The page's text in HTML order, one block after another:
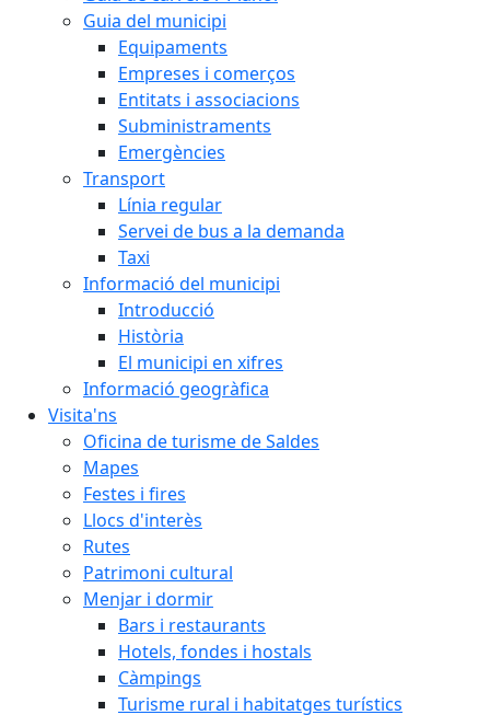
Guia del municipi
Equipaments
Empreses i comerços
Entitats i associacions
Subministraments
Emergències
Transport
Línia regular
Servei de bus a la demanda
Taxi
Informació del municipi
Introducció
Història
El municipi en xifres
Informació geogràfica
Visita'ns
Oficina de turisme de Saldes
Mapes
Festes i fires
Llocs d'interès
Rutes
Patrimoni cultural
Menjar i dormir
Bars i restaurants
Hotels, fondes i hostals
Càmpings
Turisme rural i habitatges turístics